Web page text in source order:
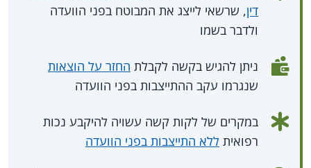
דין, שרשאי לייצג את המבוטח בפני הוועדה
ולדבר בשמו
ניתן להגיש בקשה לקבלת החזר על הוצאות
שנגרמו עקב ההתייצבות בפני הוועדה
במקרים של לקות קשה עשויה להיקבע נכות
רפואית ללא התייצבות בפני הוועדה